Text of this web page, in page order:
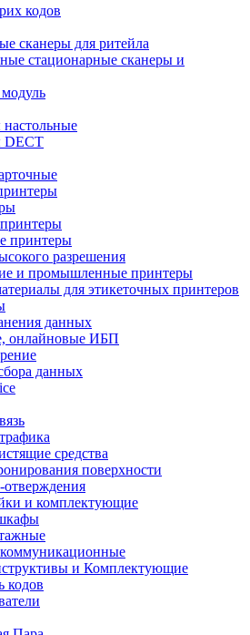
кодов
сканеры для ритейла
стационарные сканеры и
DECT
принтеры
разрешения
и промышленные принтеры
для этикеточных принтеров
данных
онлайновые ИБП
данных
средства
поверхности
и комплектующие
и Комплектующие
кодов